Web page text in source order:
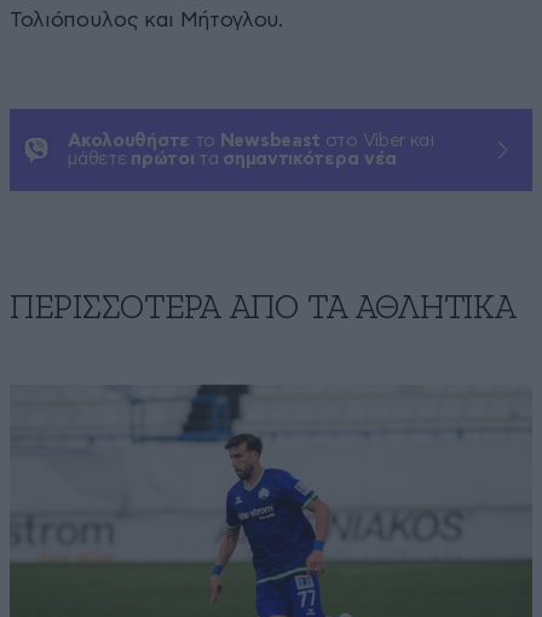
Τολιόπουλος και Μήτογλου.
Ακολουθήστε το Newsbeast στο Viber και
μάθετε πρώτοι τα σημαντικότερα νέα
ΠΕΡΙΣΣΟΤΕΡΑ ΑΠΟ ΤA ΑΘΛΗΤΙΚΑ